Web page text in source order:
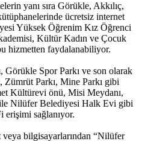
yanı sıra Görükle, Akkılıç,
ücretsiz internet
Yüksek Öğrenim Kız Öğrenci
Kültür Kadın ve Çocuk
hizmetten faydalanabiliyor.
Görükle Spor Parkı ve son olarak
Zümrüt Parkı, Mine Parkı gibi
Kültürevi önü, Misi Meydanı,
Nilüfer Belediyesi Halk Evi gibi
erişimi sağlanıyor.
veya bilgisayarlarından “Nilüfer